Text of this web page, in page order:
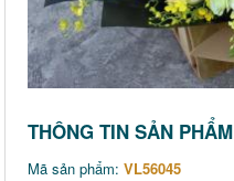
THÔNG TIN SẢN PHẨM
Mã sản phẩm: VL56045